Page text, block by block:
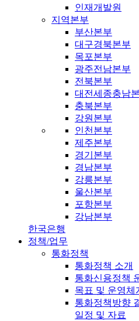
인재개발원
지역본부
부산본부
대구경북본부
목포본부
광주전남본부
전북본부
대전세종충남
충북본부
강원본부
인천본부
제주본부
경기본부
경남본부
강릉본부
울산본부
포항본부
강남본부
한국은행
정책/업무
통화정책
통화정책 소개
통화신용정책
목표 및 운영체
통화정책방향
일정 및 자료